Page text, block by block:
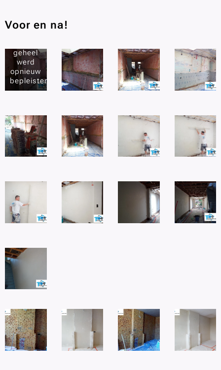
Voor en na!
volledig
geheel
werd
opnieuw
bepleisterd.